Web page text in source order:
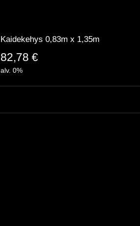
Kaidekehys 0,83m x 1,35m
82,78 €
alv. 0%